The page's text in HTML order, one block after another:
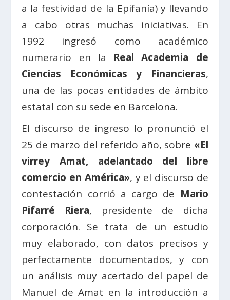
a la festividad de la Epifanía) y llevando
a cabo otras muchas iniciativas. En
1992 ingresó como académico
numerario en la Real Academia de
Ciencias Económicas y Financieras,
una de las pocas entidades de ámbito
estatal con su sede en Barcelona.
El discurso de ingreso lo pronunció el
25 de marzo del referido año, sobre «El
virrey Amat, adelantado del libre
comercio en América», y el discurso de
contestación corrió a cargo de Mario
Pifarré Riera, presidente de dicha
corporación. Se trata de un estudio
muy elaborado, con datos precisos y
perfectamente documentados, y con
un análisis muy acertado del papel de
Manuel de Amat en la introducción a